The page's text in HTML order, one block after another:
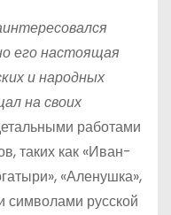
его настоящая
и народных
на своих
работами
таких как «Иван-
«Аленушка»,
символами русской